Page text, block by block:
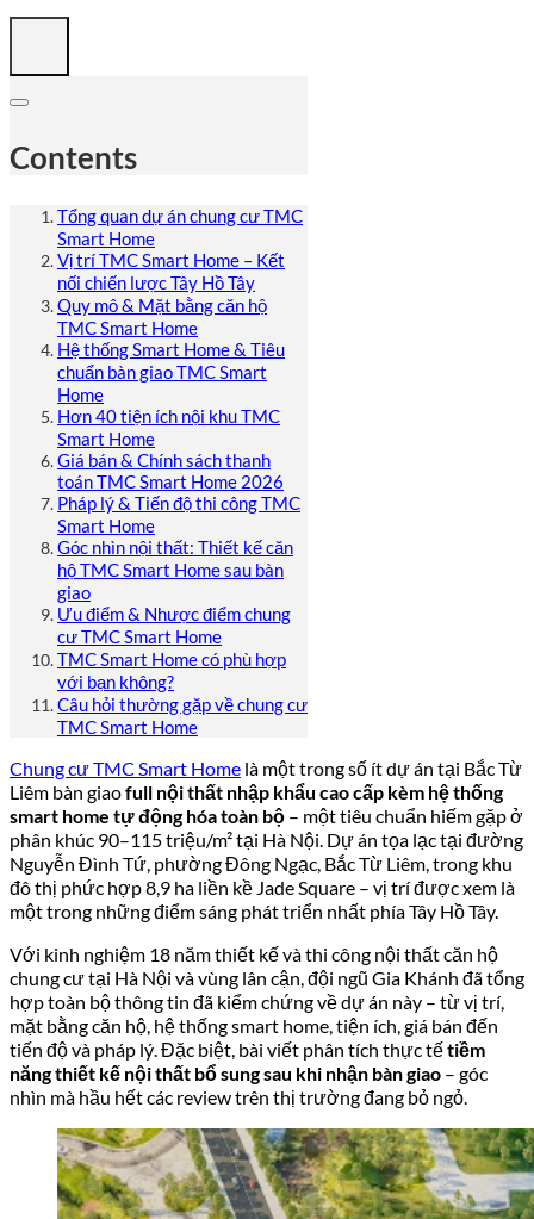
Contents
Tổng quan dự án chung cư TMC
Smart Home
Vị trí TMC Smart Home – Kết
nối chiến lược Tây Hồ Tây
Quy mô & Mặt bằng căn hộ
TMC Smart Home
Hệ thống Smart Home & Tiêu
chuẩn bàn giao TMC Smart
Home
Hơn 40 tiện ích nội khu TMC
Smart Home
Giá bán & Chính sách thanh
toán TMC Smart Home 2026
Pháp lý & Tiến độ thi công TMC
Smart Home
Góc nhìn nội thất: Thiết kế căn
hộ TMC Smart Home sau bàn
giao
Ưu điểm & Nhược điểm chung
cư TMC Smart Home
TMC Smart Home có phù hợp
với bạn không?
Câu hỏi thường gặp về chung cư
TMC Smart Home
Chung cư TMC Smart Home là một trong số ít dự án tại Bắc Từ
Liêm bàn giaofull nội thất nhập khẩu cao cấp kèm hệ thống
smart home tự động hóa toàn bộ – một tiêu chuẩn hiếm gặp ở
phân khúc 90–115 triệu/m² tại Hà Nội. Dự án tọa lạc tại đường
Nguyễn Đình Tứ, phường Đông Ngạc, Bắc Từ Liêm, trong khu
đô thị phức hợp 8,9 ha liền kề Jade Square – vị trí được xem là
một trong những điểm sáng phát triển nhất phía Tây Hồ Tây.
Với kinh nghiệm 18 năm thiết kế và thi công nội thất căn hộ
chung cư tại Hà Nội và vùng lân cận, đội ngũ Gia Khánh đã tổng
hợp toàn bộ thông tin đã kiểm chứng về dự án này – từ vị trí,
mặt bằng căn hộ, hệ thống smart home, tiện ích, giá bán đến
tiến độ và pháp lý. Đặc biệt, bài viết phân tích thực tếtiềm
năng thiết kế nội thất bổ sung sau khi nhận bàn giao – góc
nhìn mà hầu hết các review trên thị trường đang bỏ ngỏ.